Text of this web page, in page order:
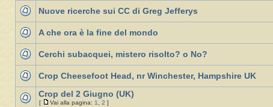
Nuove ricerche sui CC di Greg Jefferys
A che ora è la fine del mondo
Cerchi subacquei, mistero risolto? o No?
Crop Cheesefoot Head, nr Winchester, Hampshire UK
Crop del 2 Giugno (UK)
[ Vai alla pagina: 1, 2 ]